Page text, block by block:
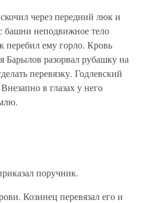
через передний люк и
башни неподвижное тело
перебил ему горло. Кровь
Барылов разорвал рубашку на
перевязку. Годлевский
в глазах у него
поручник.
Козинец перевязал его и